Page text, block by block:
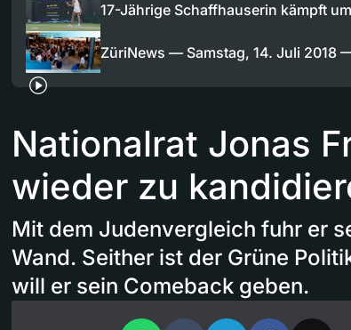
17-Jährige Schaffhauserin kämpft
ZüriNews — Samstag, 14. Juli 2018
Nationalrat Jonas
wieder zu
Mit dem Judenvergleich fuhr er
Wand. Seither ist der Grüne
will er sein Comeback geben.